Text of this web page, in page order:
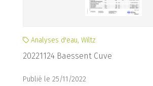
Analyses d'eau, Wiltz
20221124 Baessent Cuve
Publié le 25/11/2022